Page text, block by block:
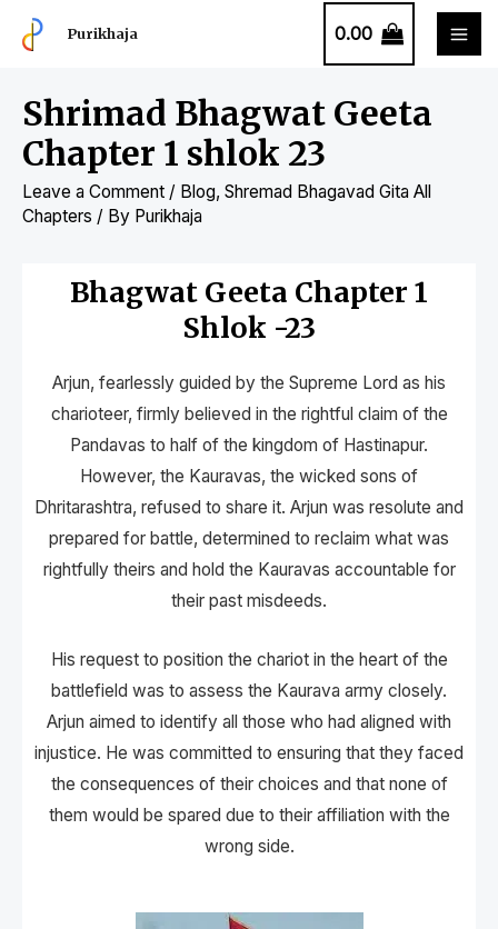
Purikhaja 0.00
Shrimad Bhagwat Geeta
Chapter 1 shlok 23
Leave a Comment / Blog, Shremad Bhagavad Gita All
Chapters / By Purikhaja
Bhagwat Geeta Chapter 1
Shlok -23
Arjun, fearlessly guided by the Supreme Lord as his
charioteer, firmly believed in the rightful claim of the
Pandavas to half of the kingdom of Hastinapur.
However, the Kauravas, the wicked sons of
Dhritarashtra, refused to share it. Arjun was resolute and
prepared for battle, determined to reclaim what was
rightfully theirs and hold the Kauravas accountable for
their past misdeeds.
His request to position the chariot in the heart of the
battlefield was to assess the Kaurava army closely.
Arjun aimed to identify all those who had aligned with
injustice. He was committed to ensuring that they faced
the consequences of their choices and that none of
them would be spared due to their affiliation with the
wrong side.